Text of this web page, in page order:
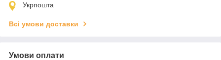
Укрпошта
Всі умови доставки
Умови оплати